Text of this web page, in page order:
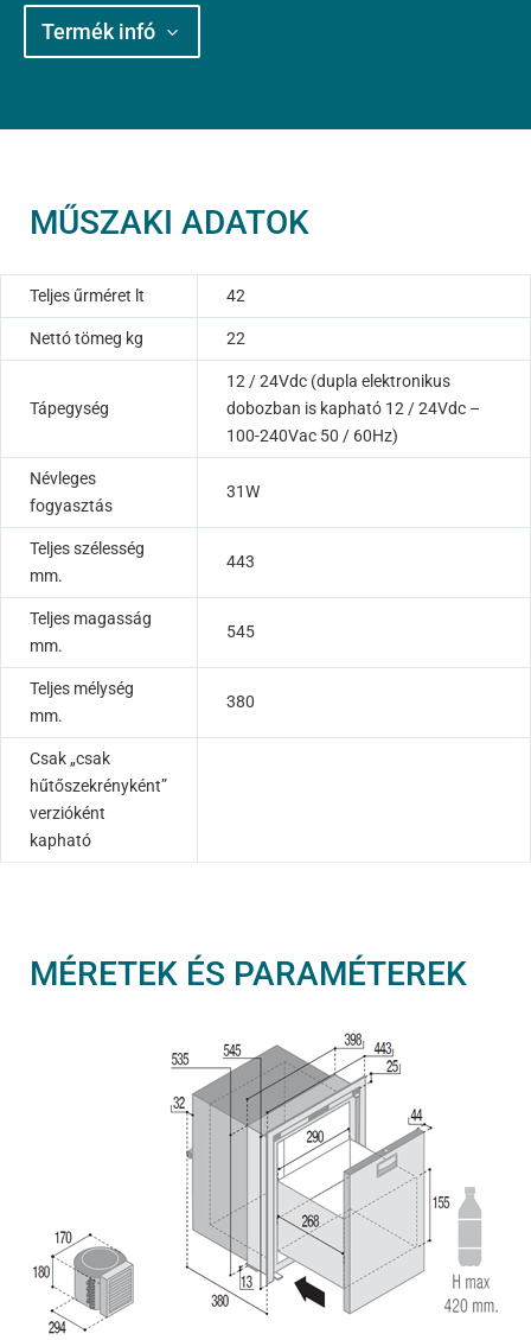
Termék infó
MŰSZAKI ADATOK
Teljes űrméret lt 42
Nettó tömeg kg 22
Tápegység
12 / 24Vdc (dupla elektronikus
dobozban is kapható 12 / 24Vdc –
100-240Vac 50 / 60Hz)
Névleges
fogyasztás
31W
Teljes szélesség
mm.
443
Teljes magasság
mm.
545
Teljes mélység
mm.
380
Csak „csak
hűtőszekrényként”
verzióként
kapható
MÉRETEK ÉS PARAMÉTEREK